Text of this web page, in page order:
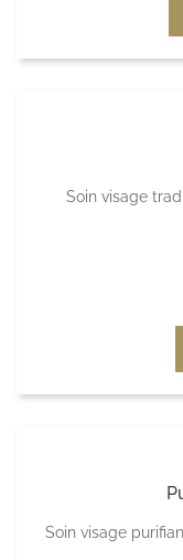
Soin visage
Soin visage